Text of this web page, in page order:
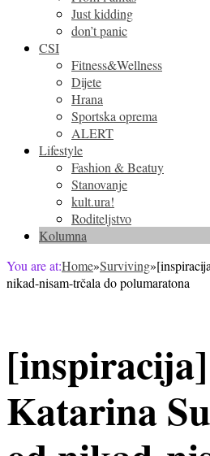
Just kidding
don’t panic
CSI
Fitness&Wellness
Dijete
Hrana
Sportska oprema
ALERT
Lifestyle
Fashion & Beatuy
Stanovanje
kult.ura!
Roditeljstvo
Kolumna
You are at:Home»Surviving»
nikad-nisam-trčala do polumaratona
[inspiracija]
Katarina